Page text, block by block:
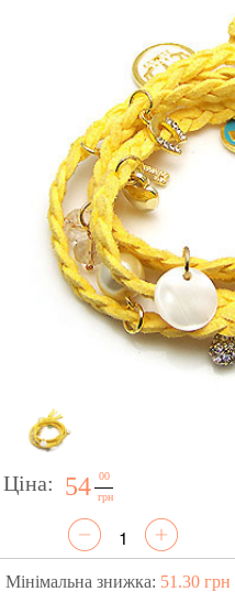
Ціна: 54
00
грн
Мінімальна знижка: 51.30 грн